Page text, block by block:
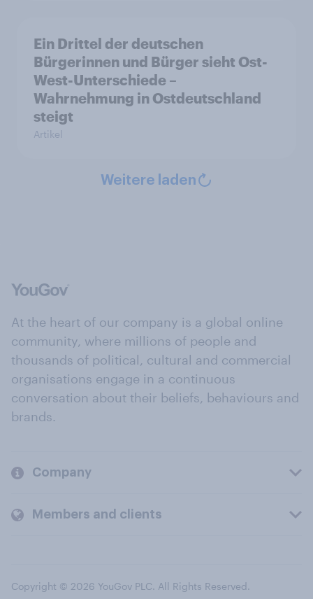
Ein Drittel der deutschen
Bürgerinnen und Bürger sieht Ost-
West-Unterschiede –
Wahrnehmung in Ostdeutschland
steigt
Artikel
Weitere laden
At the heart of our company is a global online
community, where millions of people and
thousands of political, cultural and commercial
organisations engage in a continuous
conversation about their beliefs, behaviours and
brands.
Company
Members and clients
Copyright © 2026 YouGov PLC. All Rights Reserved.